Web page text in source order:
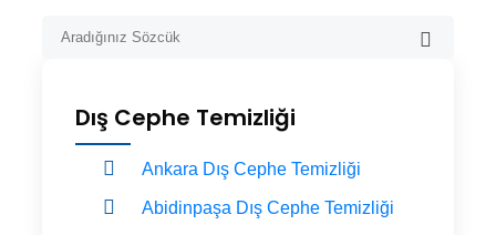
Dış Cephe Temizliği
Ankara Dış Cephe Temizliği
Abidinpaşa Dış Cephe Temizliği